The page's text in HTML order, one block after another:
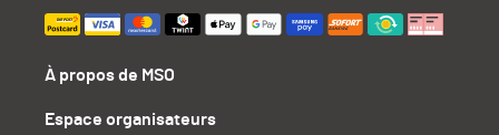
À propos de MSO
Espace organisateurs